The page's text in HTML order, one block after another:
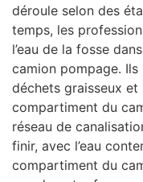
déroule selon des
temps, les
l’eau de la fosse
camion pompage.
déchets graisseux
compartiment du
réseau de
finir, avec l’eau
compartiment du